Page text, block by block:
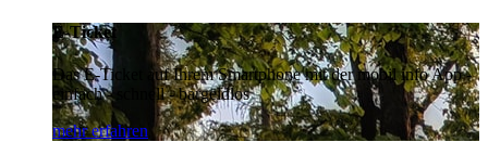
E-Ticket
Das E-Ticket auf Ihrem Smartphone mit der mobil info App -
einfach - schnell - bargeldlos
mehr erfahren